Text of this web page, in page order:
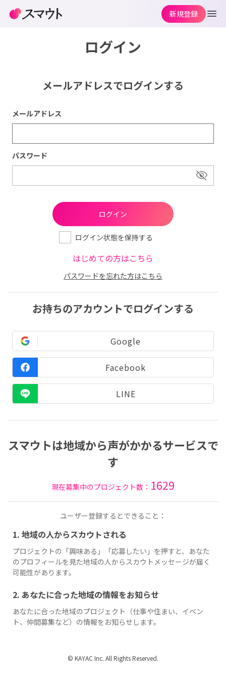
ログイン
メールアドレスでログインする
メールアドレス
パスワード
ログイン状態を保持する
はじめての方はこちら
パスワードを忘れた方はこちら
お持ちのアカウントでログインする
Google
Facebook
LINE
スマウトは地域から声がかかるサービスで
す
現在募集中のプロジェクト数： 1629
ユーザー登録するとできること：
1. 地域の人からスカウトされる
プロジェクトの「興味ある」「応募したい」を押すと、あなた
のプロフィールを見た地域の人からスカウトメッセージが届く
可能性があります。
2. あなたに合った地域の情報をお知らせ
あなたに合った地域のプロジェクト（仕事や住まい、イベン
ト、仲間募集など）の情報をお知らせします。
新規登録
© KAYAC Inc. All Rights Reserved.